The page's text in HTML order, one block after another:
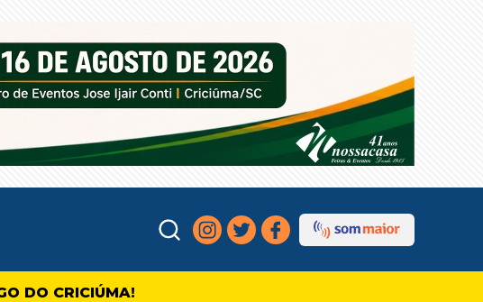
DO CRICIÚMA!